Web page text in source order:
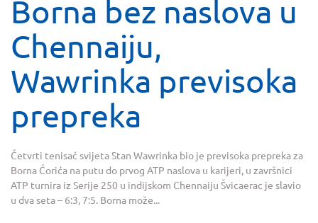
Borna bez naslova u
Chennaiju,
Wawrinka previsoka
prepreka
Četvrti tenisač svijeta Stan Wawrinka bio je previsoka prepreka za
Borna Ćorića na putu do prvog ATP naslova u karijeri, u završnici
ATP turnira iz Serije 250 u indijskom Chennaiju Švicaerac je slavio
u dva seta – 6:3, 7:5. Borna može...